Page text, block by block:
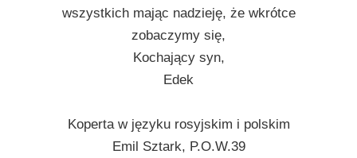
wszystkich mając nadzieję, że wkrótce
zobaczymy się,
Kochający syn,
Edek
Koperta w języku rosyjskim i polskim
Emil Sztark, P.O.W.39